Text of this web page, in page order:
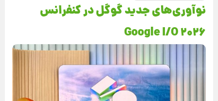
نوآوری‌های جدید گوگل در کنفرانس
Google I/O 2026